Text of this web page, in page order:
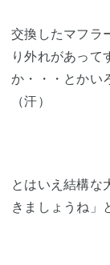
交換したマフラ
り外れがあって
か・・・とかい
（汗）
とはいえ結構な
きましょうね」